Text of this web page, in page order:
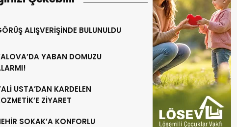
ALIŞVERİŞİNDE BULUNULDU
YABAN DOMUZU
USTA’DAN KARDELEN
ZİYARET
SOKAK’A KONFORLU